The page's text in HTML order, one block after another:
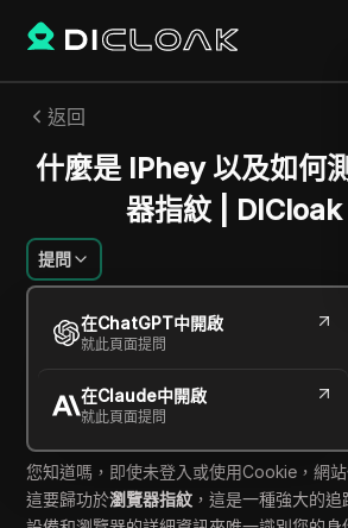
返回
什麼是 IPhey 以及如何
器指紋 | DICloak
提問
在ChatGPT中開啟
就此頁面提問
在Claude中開啟
就此頁面提問
阿列克謝·西多羅夫
2025年8月 5 分鐘 閱讀
Copy Link
您知道嗎，即使未登入或使用Cookie，網
這要歸功於瀏覽器指紋 ，這是一種強大的